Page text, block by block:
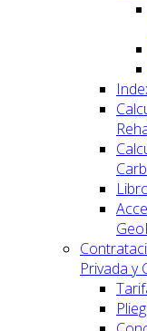
Privada y